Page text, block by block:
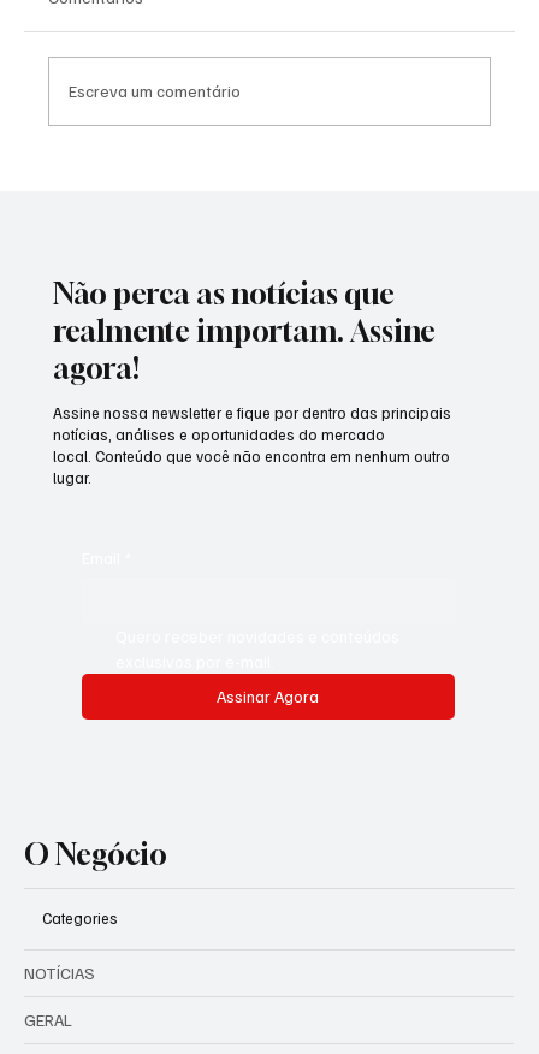
Escreva um comentário
Não perca as notícias que
realmente importam. Assine
agora!
Assinar Agora
Assine nossa newsletter e fique por dentro das principais
notícias, análises e oportunidades do mercado
local. Conteúdo que você não encontra em nenhum outro
lugar.
O Negócio
Categories
NOTÍCIAS
GERAL